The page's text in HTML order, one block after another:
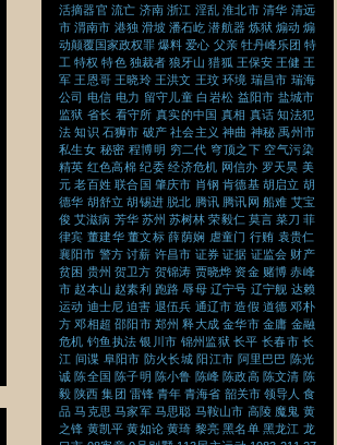
活摘器官 流亡 济南 浙江 淫乱 淮北市 清华 清远
市 渭南市 港独 滑坡 潘石屹 潜航器 炼狱 煽动 煽
动颠覆国家政权罪 爆料 爱心 父亲 牡丹峰乐团 特
工 特权 特色 独裁者 狼牙山 猎狐 王保安 王健 王
军 王恩哥 王晓玲 王洪文 王玟 环境 瑞昌市 瑞海
公司 电信 电力 留守儿童 白岩松 益阳市 盐城市
监狱 省长 看守所 真实的中国 真相 真话 知法犯
法 知识 石狮市 破产 社会主义 神曲 神秘 禹州市
私生女 秘密 程博明 穷二代 穹顶之下 空气污染
精英 红色高棉 纪委 经济危机 网信办 罗天昊 美
元 老百姓 联合国 肇庆市 肖钢 肯德基 胡启立 胡
德华 胡舒立 胡锡进 脱北 腾讯 腾讯网 船难 艾宝
俊 艾滋病 芳华 苏州 苏树林 荣毅仁 莫言 菜刀 菲
律宾 董建华 董文标 薛荫娴 虐童门 行贿 袁贵仁
襄阳市 警方 讨薪 许昌市 证券 证据 证监会 财产
贫困 贵州 贺卫方 贺锦涛 贾晓烨 资金 赌博 赤峰
市 赵本山 赵素利 跑路 辱母 辽宁号 辽宁舰 达赖
运动 迪士尼 迫害 退伍兵 通辽市 造假 道德 邓朴
方 邓相超 邵阳市 郑州 释大成 金华市 金庸 金融
危机 钓鱼执法 银川市 锦州监狱 长平 长春市 长
江 间谍 阜阳市 防火长城 阳江市 阿里巴巴 陈光
诚 陈全国 陈子明 陈小鲁 陈峰 陈政高 陈文清 陈
毅 陕西 集团 雷锋 青年 青海省 韶关市 领导人 食
品 马克思 马家军 马思聪 马鞍山市 高陵 魔鬼 黄
之锋 黄凯平 黄如论 黄琦 黎亮 黑名单 黑龙江 龙